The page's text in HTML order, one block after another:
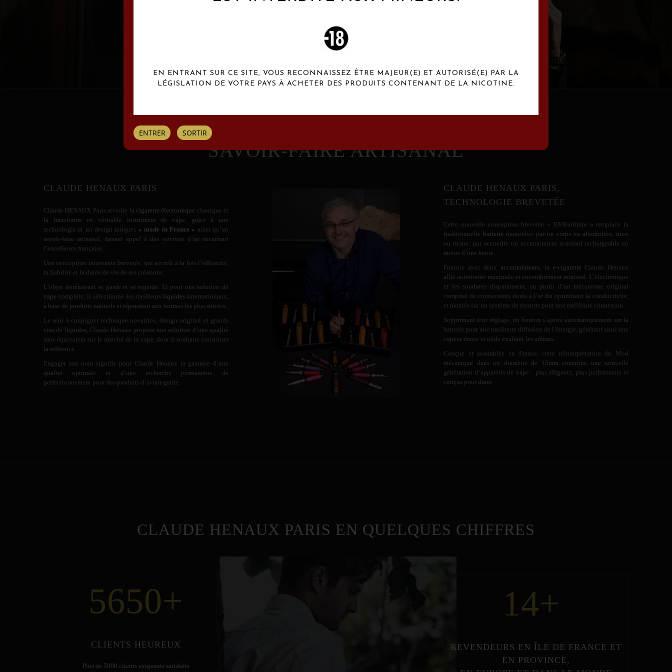
SAVOIR-FAIRE ARTISANAL
CLAUDE HENAUX PARIS
Claude HENAUX Paris revisite la cigarette électronique classique et
la transforme en véritable instrument de vape, grâce à une
technologie et un design uniques « made in France » ainsi qu’un
savoir-faire artisanal, faisant appel à des ouvriers d’art incarnant
l’excellence française.
Une conception innovante brevetée, qui accroît à la fois l’efficacité,
la fiabilité et la durée de vie de ses créations.
L’objet dorénavant se garde et se regarde. Et pour une solution de
vape complète, il sélectionne les meilleurs liquidesinternationaux,
à base de produits naturels et répondant aux normes les plus strictes.
Le seul à conjuguer technique novatrice, design original et grands
crus de liquides, Claude Henaux propose une solution d’une qualité
sans équivalent sur le marché de la vape, dont il souhaite constituer
la référence.
Engager son nom signifie pour Claude Henaux la garantie d’une
qualité optimale et d’une recherche permanente de
perfectionnement pour des produits d’avant-garde.
CLAUDE HENAUX PARIS,
TECHNOLOGIE BREVETÉE
Cette nouvelle conception brevetée « E8/E-nfinite » remplace la
traditionnelle batterie monobloc par un corps en aluminium, inox
ou titane, qui accueille un accumulateur standard rechargeable en
moins d’une heure.
Fournie avec deux accumulateurs , la e-cigarette Claude Henaux
allie autonomie maximale et encombrement minimal. L’électronique
et les soudures disparaissent, au profit d’un mécanisme original
composé de connecteurs dorés à l’or fin optimisant la conductivité,
et montés sur un système de ressorts pour une meilleure connexion.
Supprimant tout réglage, un bouton s’ajuste automatiquement sur la
batterie pour une meilleure diffusion de l’énergie, générant ainsi une
vapeur dense et tiède exaltant les arômes.
Conçue et assemblée en France, cette réinterprétation du Mod
mécanique dans un diamètre de 15mm constitue une nouvelle
génération d’appareils de vape : plus élégants, plus performants et
conçus pour durer.
CLAUDE HENAUX PARIS EN QUELQUES CHIFFRES
5650+
CLIENTS HEUREUX
Plus de 5000 clients exigeants satisfaits
14+
REVENDEURS EN ÎLE DE FRANCE ET
EN PROVINCE,
EN ENTRANT SUR CE SITE, VOUS RECONNAISSEZ ÊTRE MAJEUR(E) ET AUTORISÉ(E) PAR LA
LÉGISLATION DE VOTRE PAYS À ACHETER DES PRODUITS CONTENANT DE LA NICOTINE.
ENTRER SORTIR